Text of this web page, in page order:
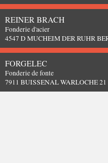
REINER BRACH
Fonderie d'acier
4547 D MUCHEIM DER RUHR
FORGELEC
Fonderie de fonte
7911 BUISSENAL WARLOCHE 21